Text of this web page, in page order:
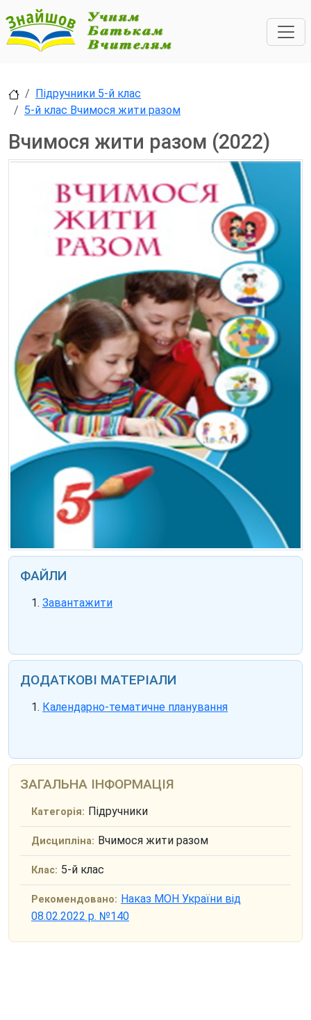
Підручники 5-й клас
5-й клас Вчимося жити разом
Вчимося жити разом (2022)
ФАЙЛИ
Завантажити
ДОДАТКОВІ МАТЕРІАЛИ
Календарно-тематичне планування
ЗАГАЛЬНА ІНФОРМАЦІЯ
Категорія: Підручники
Дисципліна: Вчимося жити разом
Клас: 5-й клас
Рекомендовано: Наказ МОН України від
08.02.2022 р. №140